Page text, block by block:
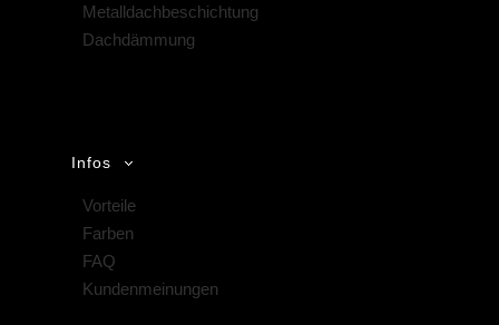
Metalldachbeschichtung
Dachdämmung
Infos
Vorteile
Farben
FAQ
Kundenmeinungen